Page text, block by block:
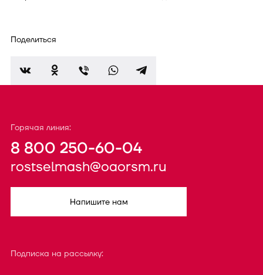
Поделиться
Горячая линия:
8 800 250-60-04
rostselmash@oaorsm.ru
Напишите нам
Подписка на рассылку: